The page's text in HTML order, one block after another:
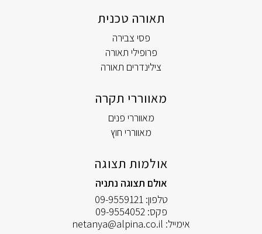
תאורה טכנית
פסי צבירה
פרופילי תאורה
צילינדרים תאורה
מאווררי תקרה
מאווררי פנים
מאווררי חוץ
אולמות תצוגה
אולם תצוגה נתניה
טלפון:09-9559121
פקס:09-9554052
אימייל: netanya@alpina.co.il